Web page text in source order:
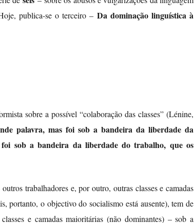
publica-se o terceiro – Da dominação linguística à
sobre a possível “colaboração das classes” (Lénine,
palavra, mas foi sob a bandeira da liberdade da
sob a bandeira da liberdade do trabalho, que os
trabalhadores e, por outro, outras classes e camadas
portanto, o objectivo do socialismo está ausente), tem de
e camadas maioritárias (não dominantes) – sob a